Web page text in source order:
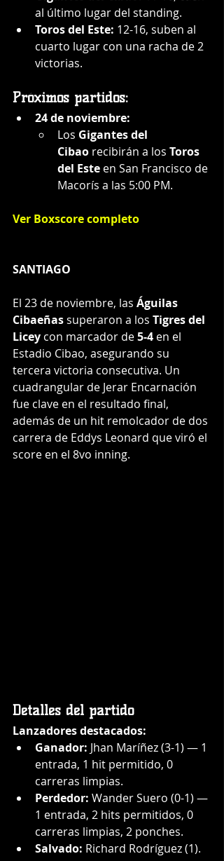
al último lugar del standing.
Toros del Este: 12-16, suben al
cuarto lugar con una racha de 2
victorias.
Próximos partidos:
24 de noviembre:
Los Gigantes del
Cibao recibirán a los Toros
del Este en San Francisco de
Macorís a las 5:00 PM.
Ver Boxscore completo
SANTIAGO
El 23 de noviembre, las Águilas
Cibaeñas superaron a los Tigres del
Licey con marcador de 5-4 en el
Estadio Cibao, asegurando su
tercera victoria consecutiva. Un
cuadrangular de Jerar Encarnación
fue clave en el resultado final,
además de un hit remolcador de dos
carrera de Eddys Leonard que viró el
score en el 8vo inning.
Detalles del partido
Lanzadores destacados:
Ganador: Jhan Maríñez (3-1) — 1
entrada, 1 hit permitido, 0
carreras limpias.
Perdedor: Wander Suero (0-1) —
1 entrada, 2 hits permitidos, 0
carreras limpias, 2 ponches.
Salvado: Richard Rodríguez (1).